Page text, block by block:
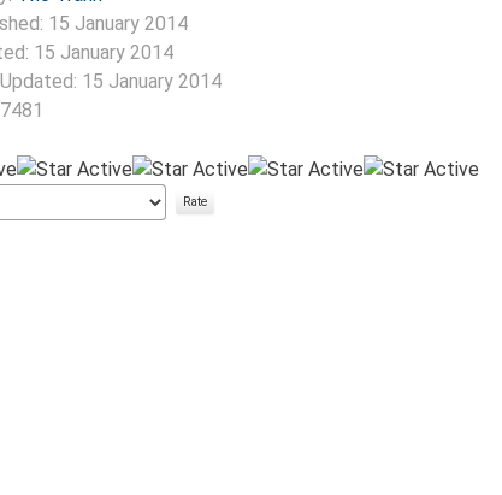
15 January 2014
15 January 2014
15 January 2014